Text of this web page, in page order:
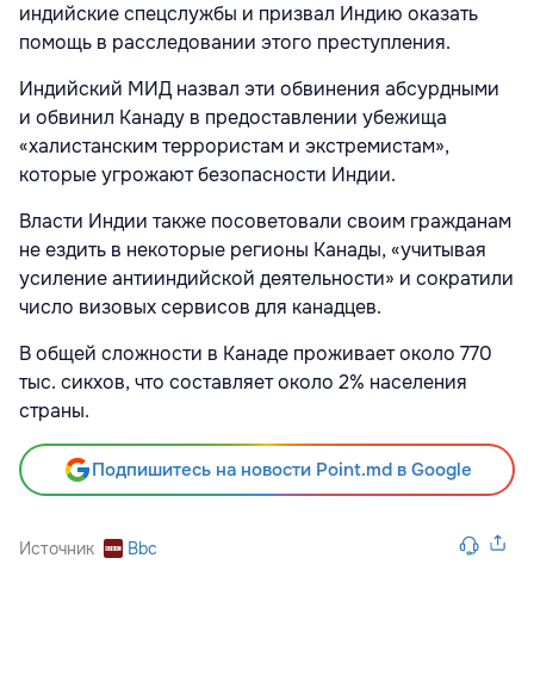
индийские спецслужбы и призвал Индию оказать
помощь в расследовании этого преступления.
Индийский МИД назвал эти обвинения абсурдными
и обвинил Канаду в предоставлении убежища
«халистанским террористам и экстремистам»,
которые угрожают безопасности Индии.
Власти Индии также посоветовали своим гражданам
не ездить в некоторые регионы Канады, «учитывая
усиление антииндийской деятельности» и сократили
число визовых сервисов для канадцев.
В общей сложности в Канаде проживает около 770
тыс. сикхов, что составляет около 2% населения
страны.
Подпишитесь на новости Point.md в Google
Источник Bbc